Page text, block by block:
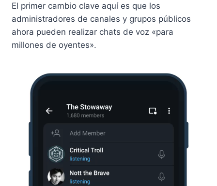
El primer cambio clave aquí es que los
administradores de canales y grupos públicos
ahora pueden realizar chats de voz «para
millones de oyentes».